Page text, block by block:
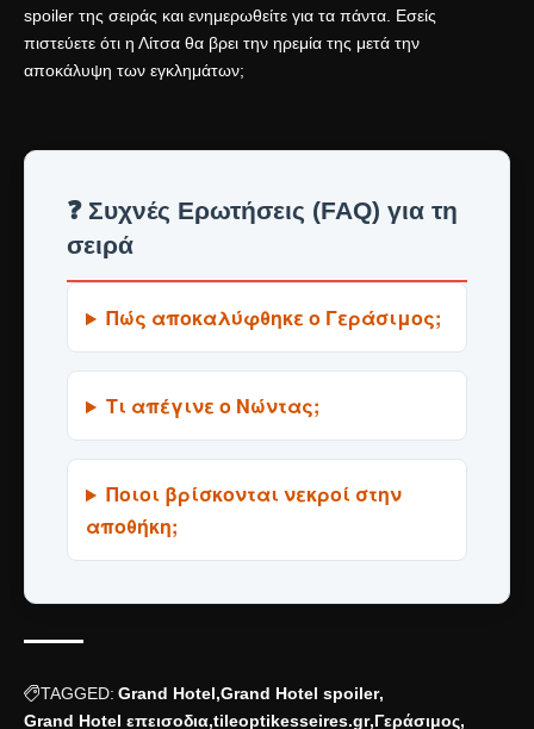
spoiler της σειράς και ενημερωθείτε για τα πάντα. Εσείς
πιστεύετε ότι η Λίτσα θα βρει την ηρεμία της μετά την
αποκάλυψη των εγκλημάτων;
❓ Συχνές Ερωτήσεις (FAQ) για τη
σειρά
Πώς αποκαλύφθηκε ο Γεράσιμος;
Τι απέγινε ο Νώντας;
Ποιοι βρίσκονται νεκροί στην
αποθήκη;
TAGGED: Grand Hotel Grand Hotel spoiler
Grand Hotel επεισοδια tileoptikesseires.gr Γεράσιμος